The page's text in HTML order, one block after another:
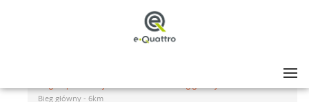
Bieg główny - 6km